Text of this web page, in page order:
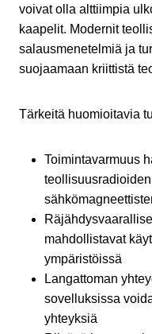
voivat olla alttiimpia
kaapelit. Modernit
salausmenetelmiä ja
suojaamaan kriittistä
Tärkeitä huomioitavia
Toimintavarmuus
mahdollistavat
ympäristöissä
Langattoman
sovelluksissa
yhteyksiä